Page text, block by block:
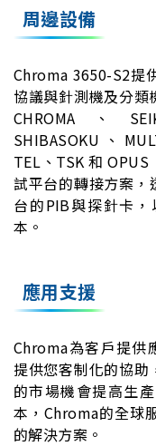
周邊設備
Chroma 3650-S2提
協議與針測機及分
CHROMA、
SHIBASOKU、
TEL、TSK 和
試平台的轉接方案，
台的PIB與探針卡
本。
應用支援
Chroma為客戶提供
提供您客制化的協
的市場機會提高生
本，Chroma的全球
的解決方案。